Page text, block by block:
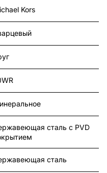
Kors
сталь с PVD
сталь